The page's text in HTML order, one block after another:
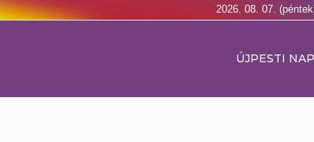
2026. 08. 07.
ÚJPESTI